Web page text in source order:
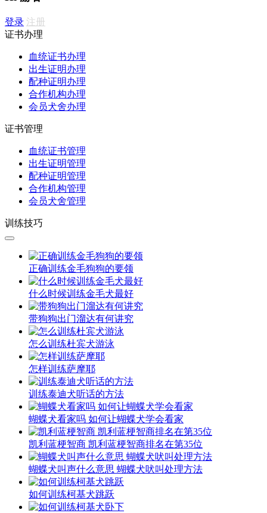
登录 注册
证书办理
血统证书办理
出生证明办理
配种证明办理
合作机构办理
会员犬舍办理
证书管理
血统证书管理
出生证明管理
配种证明管理
合作机构管理
会员犬舍管理
训练技巧
正确训练金毛狗狗的要领
什么时候训练金毛犬最好
带狗狗出门溜达有何讲究
怎么训练杜宾犬游泳
怎样训练萨摩耶
训练泰迪犬听话的方法
蝴蝶犬看家吗 如何让蝴蝶犬学会看家
凯利蓝梗智商 凯利蓝梗智商排名在第35位
蝴蝶犬叫声什么意思 蝴蝶犬吠叫处理方法
如何训练柯基犬跳跃